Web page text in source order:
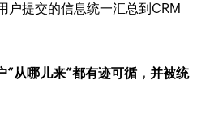
户提交的信息统一汇总到CRM
“从哪儿来”都有迹可循，并被统